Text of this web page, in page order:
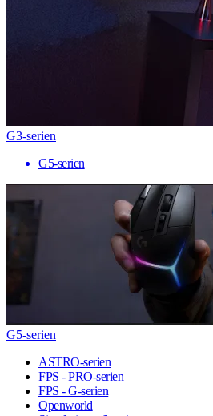
G3-serien
G5-serien
G5-serien
ASTRO-serien
FPS - PRO-serien
FPS - G-serien
Openworld